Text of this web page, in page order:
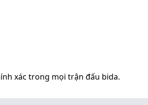
xác trong mọi trận đấu bida.